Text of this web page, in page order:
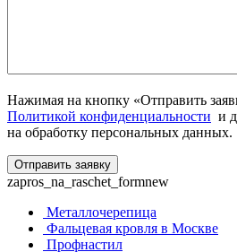
Нажимая на кнопку «Отправить
Политикой конфиденциальности и
на обработку персональных данных.
zapros_na_raschet_formnew
Металлочерепица
Фальцевая кровля в Москве
Профнастил